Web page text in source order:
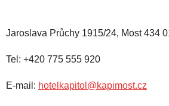
Jaroslava Průchy 1915/24, Most 434
Tel: +420 775 555 920
E-mail: hotelkapitol@kapimost.cz